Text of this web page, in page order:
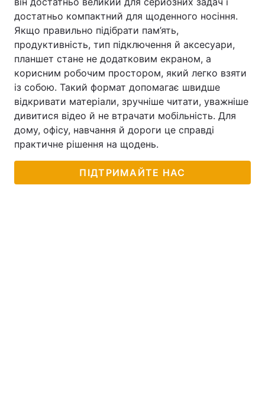
достатньо компактний для щоденного носіння.
Якщо правильно підібрати пам’ять,
продуктивність, тип підключення й аксесуари,
планшет стане не додатковим екраном, а
корисним робочим простором, який легко взяти
із собою. Такий формат допомагає швидше
відкривати матеріали, зручніше читати, уважніше
дивитися відео й не втрачати мобільність. Для
дому, офісу, навчання й дороги це справді
практичне рішення на щодень.
ПІДТРИМАЙТЕ НАС